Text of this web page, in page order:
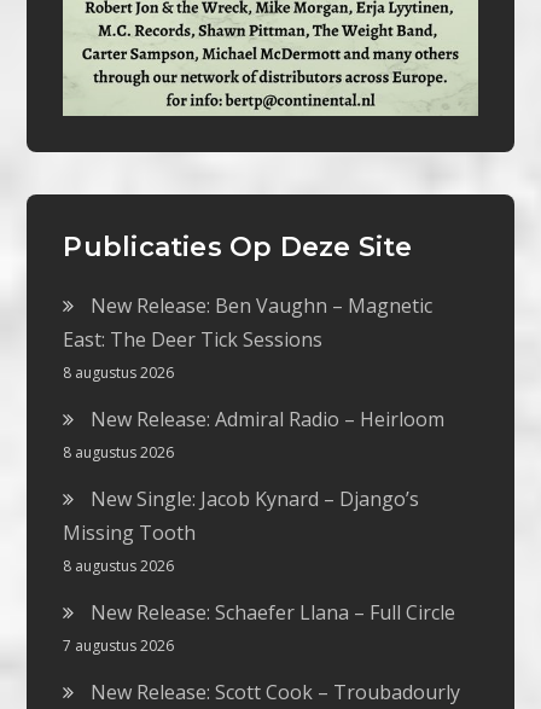
Publicaties Op Deze Site
New Release: Ben Vaughn – Magnetic
East: The Deer Tick Sessions
8 augustus 2026
New Release: Admiral Radio – Heirloom
8 augustus 2026
New Single: Jacob Kynard – Django’s
Missing Tooth
8 augustus 2026
New Release: Schaefer Llana – Full Circle
7 augustus 2026
New Release: Scott Cook – Troubadourly